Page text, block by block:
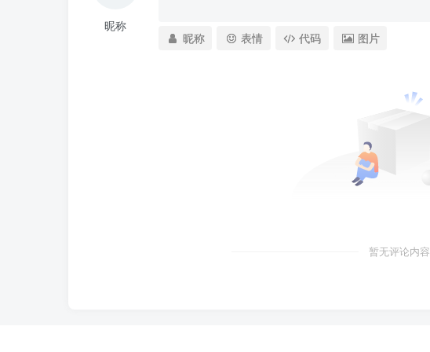
昵称
昵称 表情 代码 图片
暂无评论内容